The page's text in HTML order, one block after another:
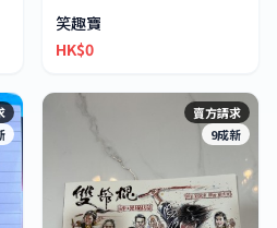
笑趣寶
HK$0
賣方請求
9成新